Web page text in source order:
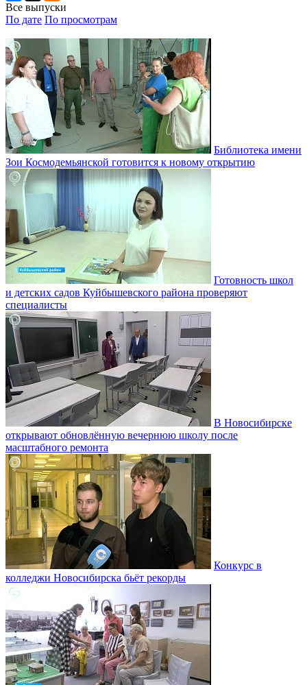
Все выпуски
По дате По просмотрам
Библиотека имени
Зои Космодемьянской готовится к новому открытию
Готовность школ
и детских садов Куйбышевского района проверяют
специалисты
В Новосибирске
открывают обновлённую вечернюю школу после
масштабного ремонта
Конкурс в
колледжи Новосибирска бьёт рекорды